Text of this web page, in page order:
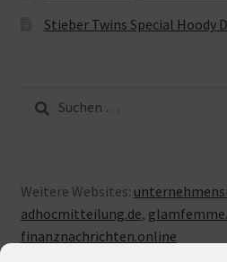
Stieber Twins Special Hoody
nach:
Weitere Websites:
adhocmitteilung.de,
finanznachrichten.online